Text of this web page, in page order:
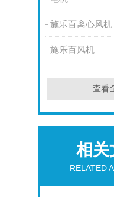
施乐百离心风机
施乐百风机
查看
相关
RELATED